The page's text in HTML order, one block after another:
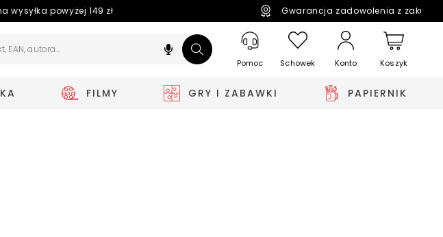
wysyłka powyżej 149 zł Gwarancja zadowolenia z
Pomoc Schowek Konto Koszyk
FILMY GRY I ZABAWKI PAPIERNIK